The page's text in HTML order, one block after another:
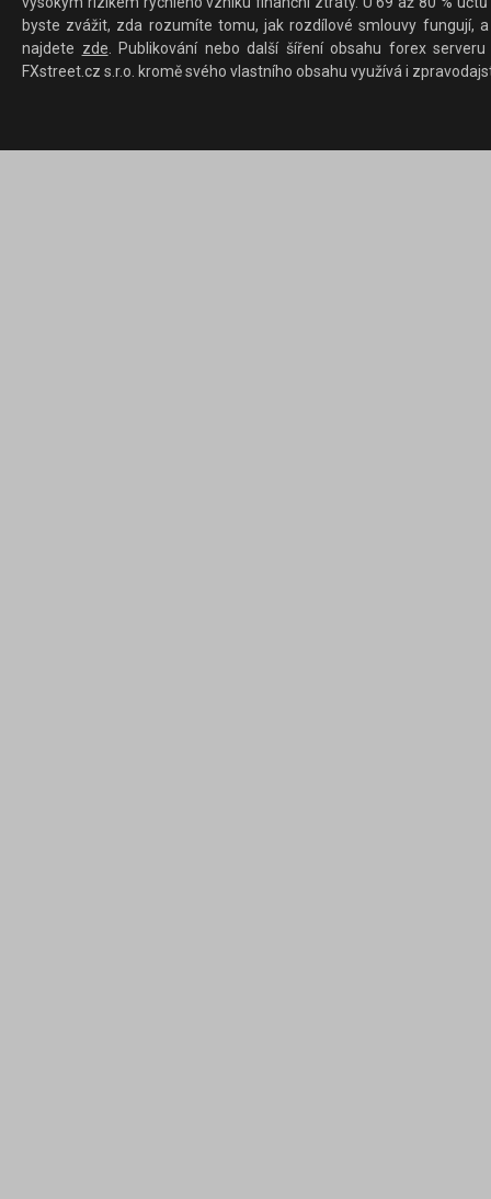
byste zvážit, zda rozumíte tomu, jak rozdílové smlouvy fungují,
najdete zde . Publikování nebo další šíření obsahu forex
FXstreet.cz s.r.o. kromě svého vlastního obsahu využívá i